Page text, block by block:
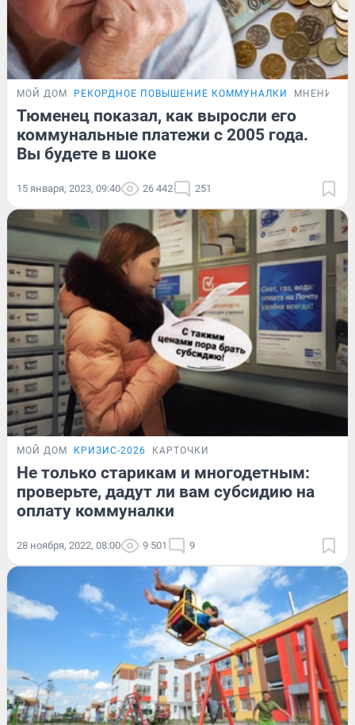
МОЙ ДОМ РЕКОРДНОЕ ПОВЫШЕНИЕ КОММУНАЛКИ МНЕНИЕ
Тюменец показал, как выросли его
коммунальные платежи с 2005 года.
Вы будете в шоке
15 января, 2023, 09:40 26 442 251
МОЙ ДОМ КРИЗИС-2026 КАРТОЧКИ
Не только старикам и многодетным:
проверьте, дадут ли вам субсидию на
оплату коммуналки
28 ноября, 2022, 08:00 9 501 9